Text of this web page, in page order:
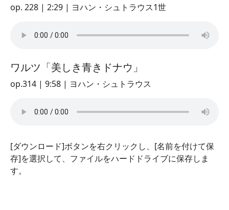
op. 228 | 2:29 | ヨハン・シュトラウス1世
ワルツ「美しき青きドナウ」
op.314 | 9:58 | ヨハン・シュトラウス
[ダウンロード]ボタンを右クリックし、[名前を付けて保
存]を選択して、ファイルをハードドライブに保存しま
す。